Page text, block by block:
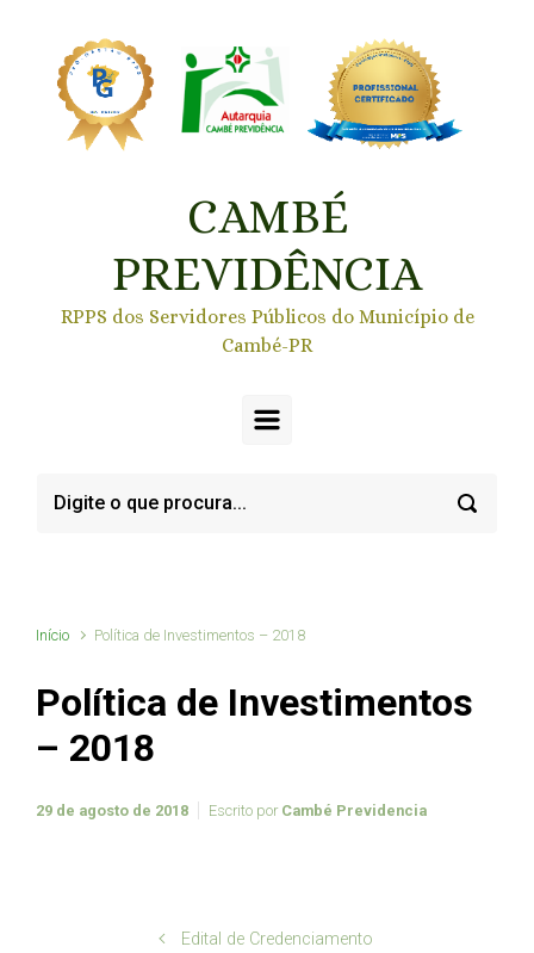
CAMBÉ
PREVIDÊNCIA
RPPS dos Servidores Públicos do Município de
Cambé-PR
Início Política de Investimentos – 2018
Política de Investimentos
– 2018
29 de agosto de 2018 Escrito por Cambé Previdencia
Edital de Credenciamento